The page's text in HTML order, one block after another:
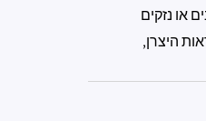
או נזקים
היצרן,